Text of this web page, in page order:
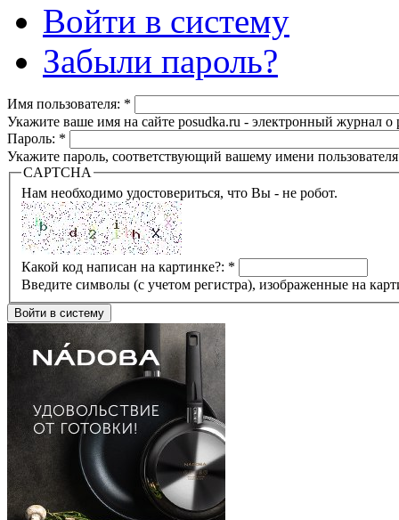
Войти в систему
Забыли пароль?
Имя пользователя: *
Укажите ваше имя на сайте posudka.ru - электронный журнал
Пароль: *
Укажите пароль, соответствующий вашему имени
CAPTCHA
Нам необходимо удостовериться, что Вы - не робот.
Какой код написан на картинке?: *
Введите символы (с учетом регистра), изображенные на